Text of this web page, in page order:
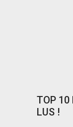
TOP 10
LUS !